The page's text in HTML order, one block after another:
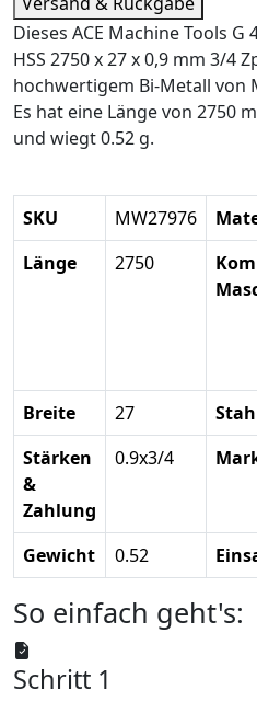
Dieses ACE Machine Tools
HSS 2750 x 27 x 0,9 mm 3/4
hochwertigem Bi-Metall von
Es hat eine Länge von 2750
und wiegt 0.52 g.
SKU MW27976
Länge
2750
Breite
27
Stärken
&
Zahlung
0.9x3/4
Gewicht 0.52
So einfach geht's:
Schritt 1